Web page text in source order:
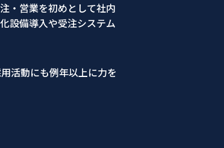
・営業を初めとして社内
設備導入や受注システム
活動にも例年以上に力を